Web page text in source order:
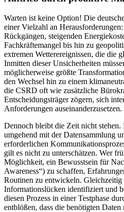
Warten ist keine Option! Die
einer Vielzahl an
Rückgängen, steigenden
Fachkräftemangel bis hin zu
extremen Wetterereignissen, die die
Inmitten dieser Unsicherheiten
möglicherweise größte
den Wechsel hin zu einem
die CSRD oft wie zusätzliche
Entscheidungsträger zögern, sich
Anforderungen auseinanderzusetzen.
Dennoch bleibt die Zeit nicht stehen.
umgehend mit der Datensammlung
erforderlichen
gilt es nicht zu unterschätzen. Wer
Möglichkeit, ein Bewusstsein für
Awareness“) zu schaffen,
Routinen zu entwickeln. Gleichzeitig
Informationslücken identifiziert und
diesen Prozess in einer Testphase
entblößen, dass die benötigten